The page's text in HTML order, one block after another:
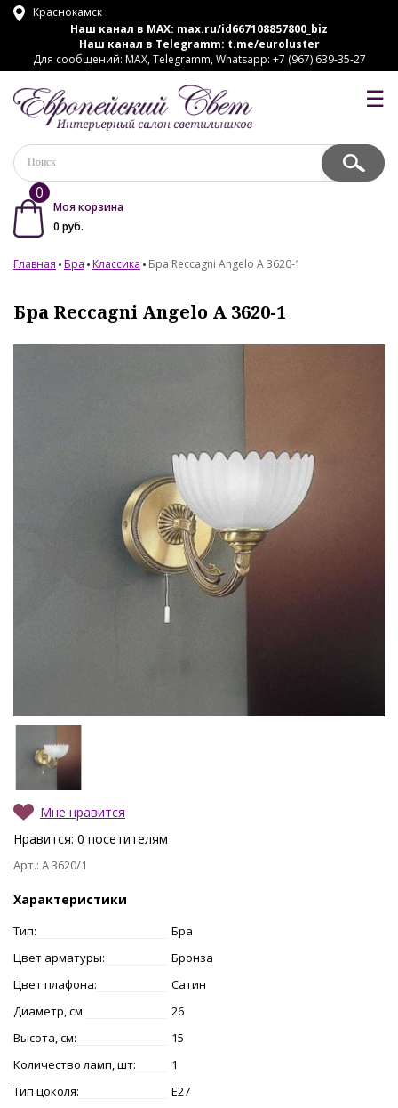
Краснокамск
Наш канал в MAX: max.ru/id667108857800_biz
Наш канал в Telegramm: t.me/euroluster
Для сообщений: MAX, Telegramm, Whatsapp: +7 (967) 639-35-27
☰
0
Моя корзина
0 руб.
Главная Бра Классика Бра Reccagni Angelo A 3620-1
Бра Reccagni Angelo A 3620-1
Мне нравится
Нравится: 0 посетителям
Арт.: A 3620/1
Характеристики
Тип:
Бра
Цвет арматуры:
Бронза
Цвет плафона:
Сатин
Диаметр, см:
26
Высота, см:
15
Количество ламп, шт:
1
Тип цоколя:
E27